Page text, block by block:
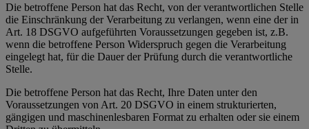
Die betroffene Person hat das Recht, von der verantwortlichen Stelle
die Einschränkung der Verarbeitung zu verlangen, wenn eine der in
Art. 18 DSGVO aufgeführten Voraussetzungen gegeben ist, z.B.
wenn die betroffene Person Widerspruch gegen die Verarbeitung
eingelegt hat, für die Dauer der Prüfung durch die verantwortliche
Stelle.
Die betroffene Person hat das Recht, Ihre Daten unter den
Voraussetzungen von Art. 20 DSGVO in einem strukturierten,
gängigen und maschinenlesbaren Format zu erhalten oder sie einem